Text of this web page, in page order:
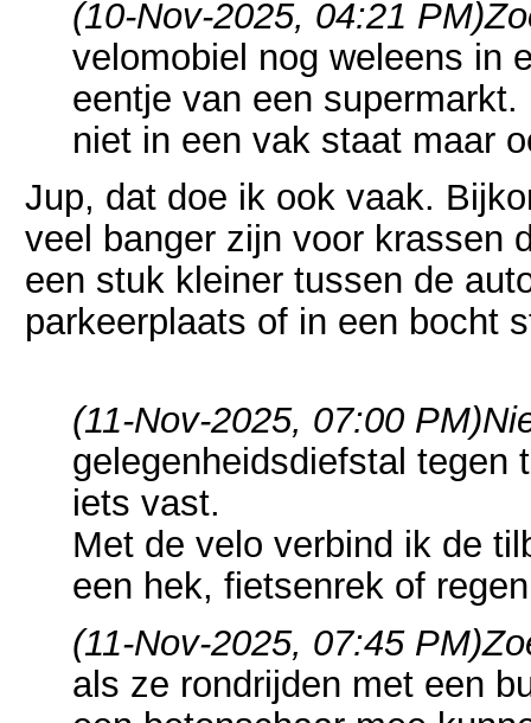
(10-Nov-2025, 04:21 PM)
velomobiel nog weleens in
eentje van een
niet in een vak staat maar
Jup, dat doe ik ook vaak.
veel banger zijn voor krassen
een stuk kleiner tussen de
parkeerplaats of in een bocht
(11-Nov-2025, 07:00 PM)
gelegenheidsdiefstal tegen
iets vast.
Met de velo verbind ik de
een hek, fietsenrek of
(11-Nov-2025, 07:45 PM)
als ze rondrijden met een